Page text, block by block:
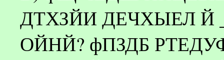
ДТХЗЙИ ДЕЧХЫЕЛ Й
ОЙНЙ? фПЗДБ